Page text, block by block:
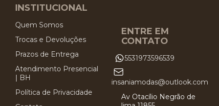
INSTITUCIONAL
Quem Somos
Trocas e Devoluções
Prazos de Entrega
Atendimento Presencial
| BH
Política de Privacidade
ENTRE EM
CONTATO
5531973596539
insaniamodas@outlook.com
Av Otacílio Negrão de